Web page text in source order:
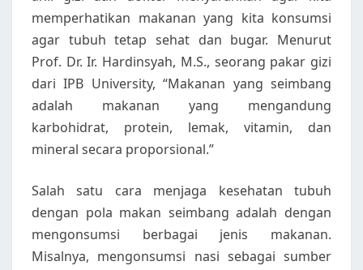
memperhatikan makanan yang kita konsumsi
agar tubuh tetap sehat dan bugar. Menurut
Prof. Dr. Ir. Hardinsyah, M.S., seorang pakar gizi
dari IPB University, “Makanan yang seimbang
adalah makanan yang mengandung
karbohidrat, protein, lemak, vitamin, dan
mineral secara proporsional.”
Salah satu cara menjaga kesehatan tubuh
dengan pola makan seimbang adalah dengan
mengonsumsi berbagai jenis makanan.
Misalnya, mengonsumsi nasi sebagai sumber